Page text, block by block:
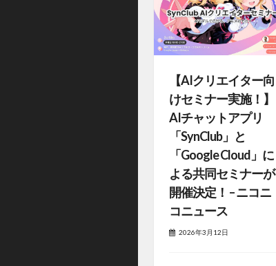
【AIクリエイター向
けセミナー実施！】
AIチャットアプリ
「SynClub」と
「Google Cloud」に
よる共同セミナーが
開催決定！ – ニコニ
コニュース
2026年3月12日